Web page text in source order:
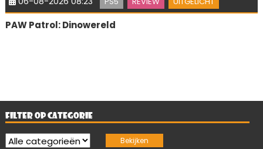
PAW Patrol: Dinowereld
FILTER OP CATEGORIE